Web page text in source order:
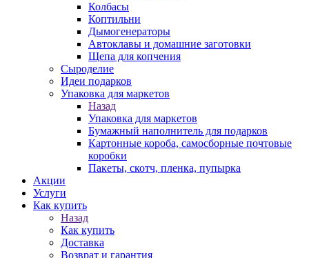
Колбасы
Коптильни
Дымогенераторы
Автоклавы и домашние заготовки
Щепа для копчения
Сыроделие
Идеи подарков
Упаковка для маркетов
Назад
Упаковка для маркетов
Бумажный наполнитель для подарков
Картонные короба, самосборные почтовые
коробки
Пакеты, скотч, пленка, пупырка
Акции
Услуги
Как купить
Назад
Как купить
Доставка
Возврат и гарантия